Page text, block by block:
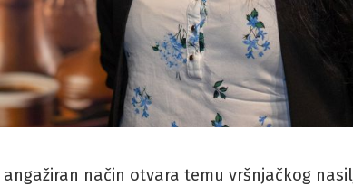
način otvara temu vršnjačkog